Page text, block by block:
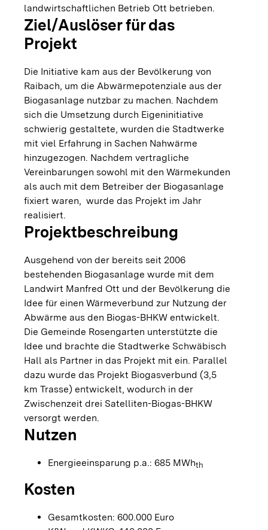
landwirtschaftlichen Betrieb Ott betrieben.
Ziel/Auslöser für das
Projekt
Die Initiative kam aus der Bevölkerung von
Raibach, um die Abwärmepotenziale aus der
Biogasanlage nutzbar zu machen. Nachdem
sich die Umsetzung durch Eigeninitiative
schwierig gestaltete, wurden die Stadtwerke
mit viel Erfahrung in Sachen Nahwärme
hinzugezogen. Nachdem vertragliche
Vereinbarungen sowohl mit den Wärmekunden
als auch mit dem Betreiber der Biogasanlage
fixiert waren, wurde das Projekt im Jahr
realisiert.
Projektbeschreibung
Ausgehend von der bereits seit 2006
bestehenden Biogasanlage wurde mit dem
Landwirt Manfred Ott und der Bevölkerung die
Idee für einen Wärmeverbund zur Nutzung der
Abwärme aus den Biogas-BHKW entwickelt.
Die Gemeinde Rosengarten unterstützte die
Idee und brachte die Stadtwerke Schwäbisch
Hall als Partner in das Projekt mit ein. Parallel
dazu wurde das Projekt Biogasverbund (3,5
km Trasse) entwickelt, wodurch in der
Zwischenzeit drei Satelliten-Biogas-BHKW
versorgt werden.
Nutzen
Energieeinsparung p.a.: 685 MWhth
Kosten
Gesamtkosten: 600.000 Euro